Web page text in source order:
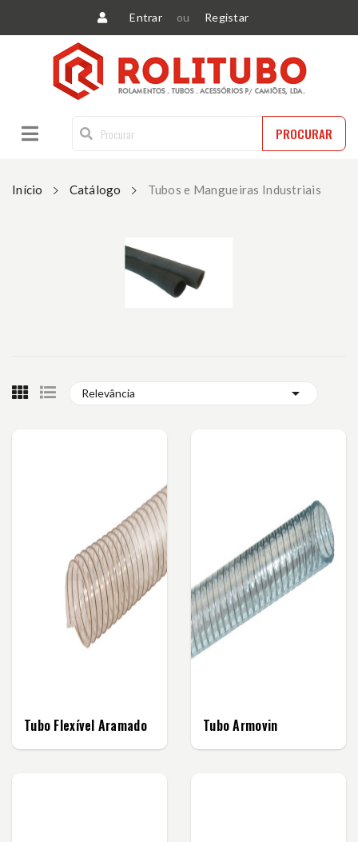
Entrar ou Registar
PROCURAR
Início Catálogo Tubos e Mangueiras Industriais
Relevância 
Tubo Flexível Aramado Tubo Armovin